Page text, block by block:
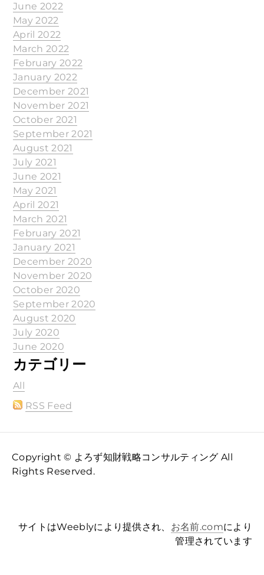
June 2022
May 2022
April 2022
March 2022
February 2022
January 2022
December 2021
November 2021
October 2021
September 2021
August 2021
July 2021
June 2021
May 2021
April 2021
March 2021
February 2021
January 2021
December 2020
November 2020
October 2020
September 2020
August 2020
July 2020
June 2020
カテゴリー
All
RSS Feed
Copyright © よろず知財戦略コンサルティング All
Rights Reserved.
サイトはWeeblyにより提供され、 お名前.comにより
管理されています